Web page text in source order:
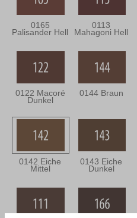
0165
Palisander Hell
0113
Mahagoni Hell
0122 Macoré
Dunkel
0144 Braun
0142 Eiche
Mittel
0143 Eiche
Dunkel